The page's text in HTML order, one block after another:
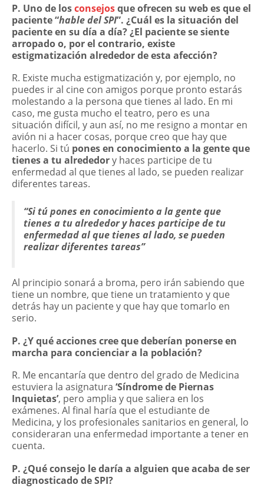
P. Uno de losconsejosque ofrecen su web es que el
paciente “hable del SPI”. ¿Cuál es la situación del
paciente en su día a día? ¿El paciente se siente
arropado o, por el contrario, existe
estigmatización alrededor de esta afección?
R. Existe mucha estigmatización y, por ejemplo, no
puedes ir al cine con amigos porque pronto estarás
molestando a la persona que tienes al lado. En mi
caso, me gusta mucho el teatro, pero es una
situación difícil, y aun así, no me resigno a montar en
avión ni a hacer cosas, porque creo que hay que
hacerlo. Si tú pones en conocimiento a la gente que
tienes a tu alrededory haces participe de tu
enfermedad al que tienes al lado, se pueden realizar
diferentes tareas.
“Si tú pones en conocimiento a la gente que
tienes a tu alrededor y haces participe de tu
enfermedad al que tienes al lado, se pueden
realizar diferentes tareas”
Al principio sonará a broma, pero irán sabiendo que
tiene un nombre, que tiene un tratamiento y que
detrás hay un paciente y que hay que tomarlo en
serio.
P. ¿Y qué acciones cree que deberían ponerse en
marcha para concienciar a la población?
R. Me encantaría que dentro del grado de Medicina
estuviera la asignatura ‘Síndrome de Piernas
Inquietas’, pero amplia y que saliera en los
exámenes. Al final haría que el estudiante de
Medicina, y los profesionales sanitarios en general, lo
consideraran una enfermedad importante a tener en
cuenta.
P. ¿Qué consejo le daría a alguien que acaba de ser
diagnosticado de SPI?